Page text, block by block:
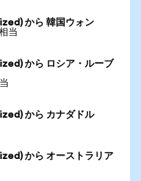
から 韓国ウォン
当
から ロシア・ルーブ
から カナダドル
から オーストラリア